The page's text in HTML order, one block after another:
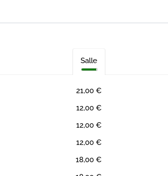
Salle
21,00 €
12,00 €
12,00 €
12,00 €
18,00 €